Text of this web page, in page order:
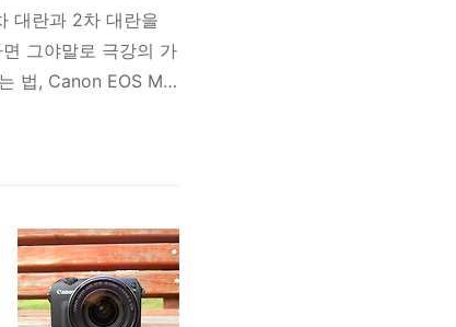
대란과 2차 대란을
그야말로 극강의 가
법, Canon EOS M
연사 속도를 최대